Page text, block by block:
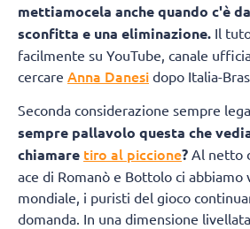
mettiamocela anche quando c'è
sconfitta e una eliminazione. Il
facilmente su YouTube, canale
cercare Anna Danesi dopo Italia-
Seconda considerazione sempre
sempre pallavolo questa che
chiamare tiro al piccione? Al netto
ace di Romanò e Bottolo ci
mondiale, i puristi del gioco
domanda. In una dimensione